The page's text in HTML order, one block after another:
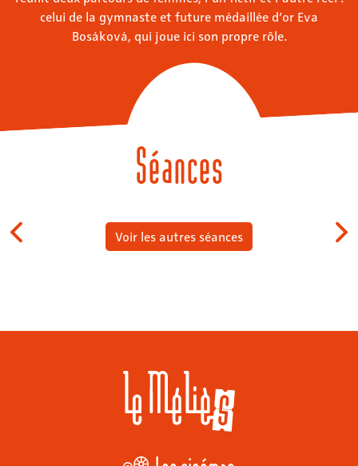
celui de la gymnaste et future médaillée d’or Eva
Bosáková, qui joue ici son propre rôle.
Séances
Voir les autres séances